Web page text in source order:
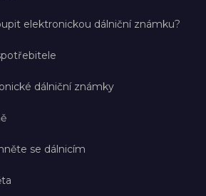
elektronickou dálniční známku?
dálniční známky
se dálnicím